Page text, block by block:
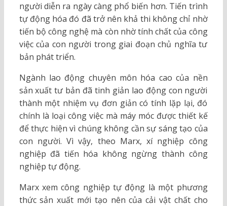
người diễn ra ngày càng phổ biến hơn. Tiến trình
tự động hóa đó đã trở nên khả thi không chỉ nhờ
tiến bộ công nghệ mà còn nhờ tính chất của công
việc của con người trong giai đoạn chủ nghĩa tư
bản phát triển.
Ngành lao động chuyên môn hóa cao của nền
sản xuất tư bản đã tinh giản lao động con người
thành một nhiệm vụ đơn giản có tính lặp lại, đó
chính là loại công việc mà máy móc được thiết kế
để thực hiện vì chúng không cần sự sáng tạo của
con người. Vì vậy, theo Marx, xí nghiệp công
nghiệp đã tiến hóa không ngừng thành công
nghiệp tự động.
Marx xem công nghiệp tự động là một phương
thức sản xuất mới tạo nên của cải vật chất cho